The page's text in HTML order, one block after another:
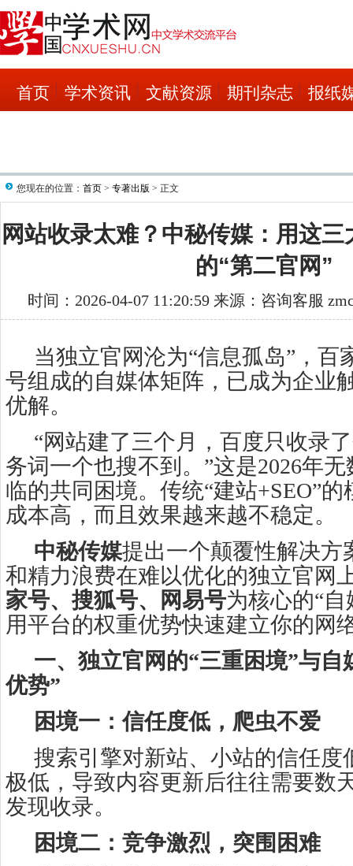
首页 学术资讯 文献资源 期刊杂志 报纸
您现在的位置： 首页 > 专著出版 > 正文
网站收录太难？中秘传媒：用这
的“第二官网”
时间：2026-04-07 11:20:59 来源：咨询客服
当独立官网沦为“信息孤岛”，百
号组成的自媒体矩阵，已成为企业
优解。
“网站建了三个月，百度只收录
务词一个也搜不到。”这是2026年
临的共同困境。传统“建站+SEO”
成本高，而且效果越来越不稳定。
中秘传媒提出一个颠覆性解决方
和精力浪费在难以优化的独立官网
家号、搜狐号、网易号为核心的“
用平台的权重优势快速建立你的网
一、独立官网的“三重困境”与自
优势”
困境一：信任度低，爬虫不爱
搜索引擎对新站、小站的信任度
极低，导致内容更新后往往需要数
发现收录。
困境二：竞争激烈，突围困难